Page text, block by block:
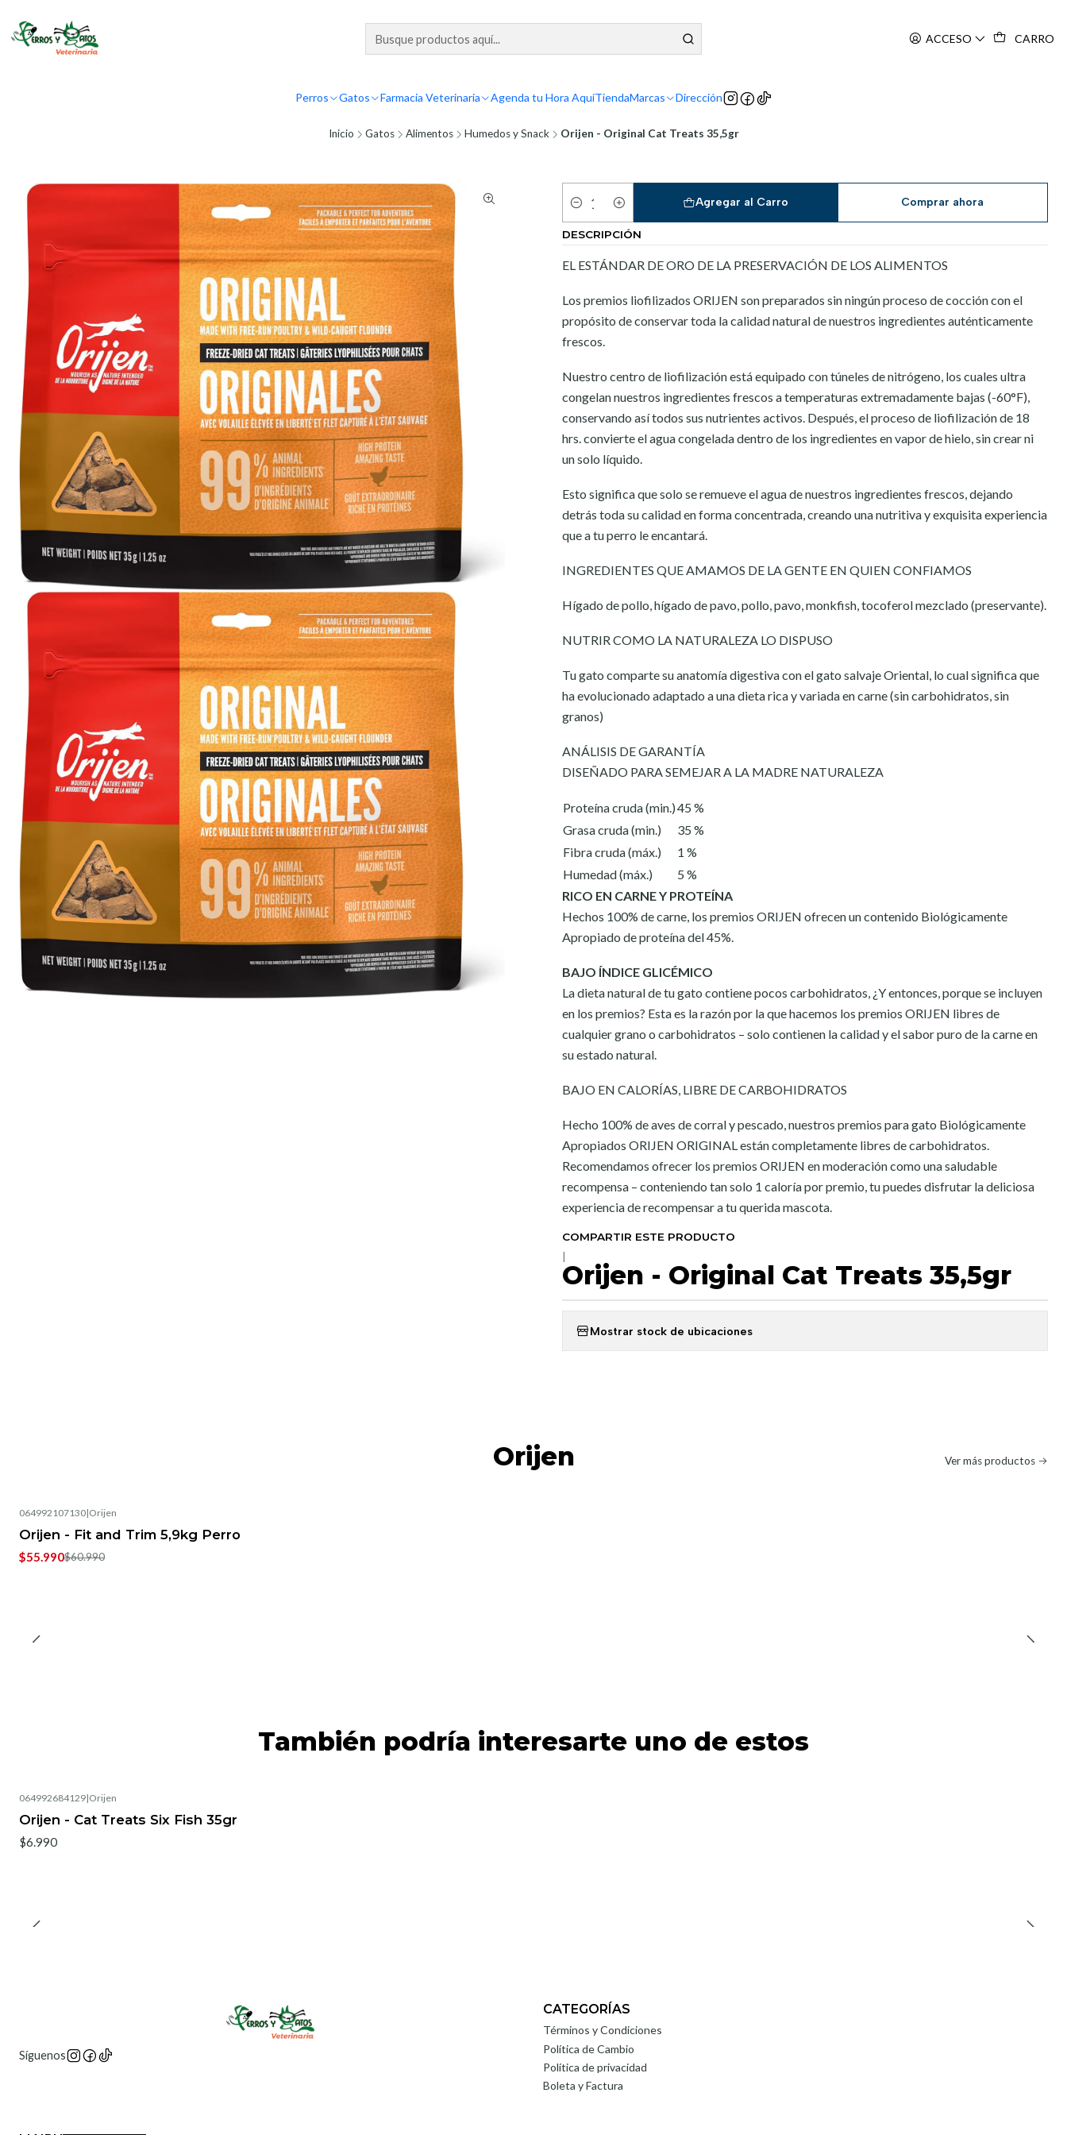
ACCESO CARRO
Perros Gatos Farmacia Veterinaria Agenda tu Hora AquíTiendaMarcas Dirección
Inicio Gatos Alimentos Humedos y Snack Orijen - Original Cat Treats 35,5gr
Cantidad
Agregar al Carro Comprar ahora
DESCRIPCIÓN
EL ESTÁNDAR DE ORO DE LA PRESERVACIÓN DE LOS ALIMENTOS
Los premios liofilizados ORIJEN son preparados sin ningún proceso de cocción con el
propósito de conservar toda la calidad natural de nuestros ingredientes auténticamente
frescos.
Nuestro centro de liofilización está equipado con túneles de nitrógeno, los cuales ultra
congelan nuestros ingredientes frescos a temperaturas extremadamente bajas (-60°F),
conservando así todos sus nutrientes activos. Después, el proceso de liofilización de 18
hrs. convierte el agua congelada dentro de los ingredientes en vapor de hielo, sin crear ni
un solo líquido.
Esto significa que solo se remueve el agua de nuestros ingredientes frescos, dejando
detrás toda su calidad en forma concentrada, creando una nutritiva y exquisita experiencia
que a tu perro le encantará.
INGREDIENTES QUE AMAMOS DE LA GENTE EN QUIEN CONFIAMOS
Hígado de pollo, hígado de pavo, pollo, pavo, monkfish, tocoferol mezclado (preservante).
NUTRIR COMO LA NATURALEZA LO DISPUSO
Tu gato comparte su anatomía digestiva con el gato salvaje Oriental, lo cual significa que
ha evolucionado adaptado a una dieta rica y variada en carne (sin carbohidratos, sin
granos)
ANÁLISIS DE GARANTÍA
DISEÑADO PARA SEMEJAR A LA MADRE NATURALEZA
Proteína cruda (min.)45 %
Grasa cruda (min.)
35 %
Fibra cruda (máx.)
1 %
Humedad (máx.)
5 %
RICO EN CARNE Y PROTEÍNA
Hechos 100% de carne, los premios ORIJEN ofrecen un contenido Biológicamente
Apropiado de proteína del 45%.
BAJO ÍNDICE GLICÉMICO
La dieta natural de tu gato contiene pocos carbohidratos, ¿Y entonces, porque se incluyen
en los premios? Esta es la razón por la que hacemos los premios ORIJEN libres de
cualquier grano o carbohidratos – solo contienen la calidad y el sabor puro de la carne en
su estado natural.
BAJO EN CALORÍAS, LIBRE DE CARBOHIDRATOS
Hecho 100% de aves de corral y pescado, nuestros premios para gato Biológicamente
Apropiados ORIJEN ORIGINAL están completamente libres de carbohidratos.
Recomendamos ofrecer los premios ORIJEN en moderación como una saludable
recompensa – conteniendo tan solo 1 caloría por premio, tu puedes disfrutar la deliciosa
experiencia de recompensar a tu querida mascota.
COMPARTIR ESTE PRODUCTO
Orijen - Original Cat Treats 35,5gr
Mostrar stock de ubicaciones
Orijen Ver más productos
064992107130|Orijen
Orijen - Fit and Trim 5,9kg Perro
$55.990$60.990
También podría interesarte uno de estos
064992684129|Orijen
Orijen - Cat Treats Six Fish 35gr
$6.990
Síguenos
CATEGORÍAS
Términos y Condiciones
Política de Cambio
Política de privacidad
Boleta y Factura